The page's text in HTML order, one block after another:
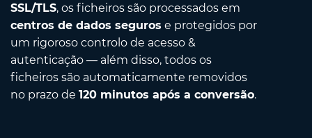
SSL/TLS, os ficheiros são processados em
centros de dados seguros e protegidos por
um rigoroso controlo de acesso &
autenticação — além disso, todos os
ficheiros são automaticamente removidos
no prazo de 120 minutos após a conversão.